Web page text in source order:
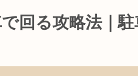
回る攻略法｜